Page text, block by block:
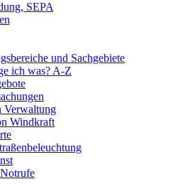
SEPA
und Sachgebiete
ich was? A-Z
Verwaltung
Windkraft